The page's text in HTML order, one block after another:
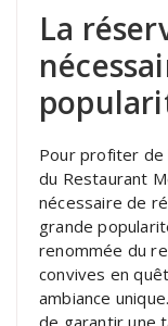
La
Pour profiter de
du Restaurant
nécessaire de
grande
renommée du
convives en
ambiance